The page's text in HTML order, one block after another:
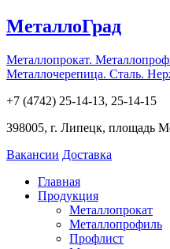
МеталлоГрад
Металлопрокат.
Металлочерепица. Сталь.
+7 (4742) 25-14-13, 25-14-15
398005, г. Липецк, площадь
Вакансии Доставка
Главная
Продукция
Металлопрокат
Металлопрофиль
Профлист